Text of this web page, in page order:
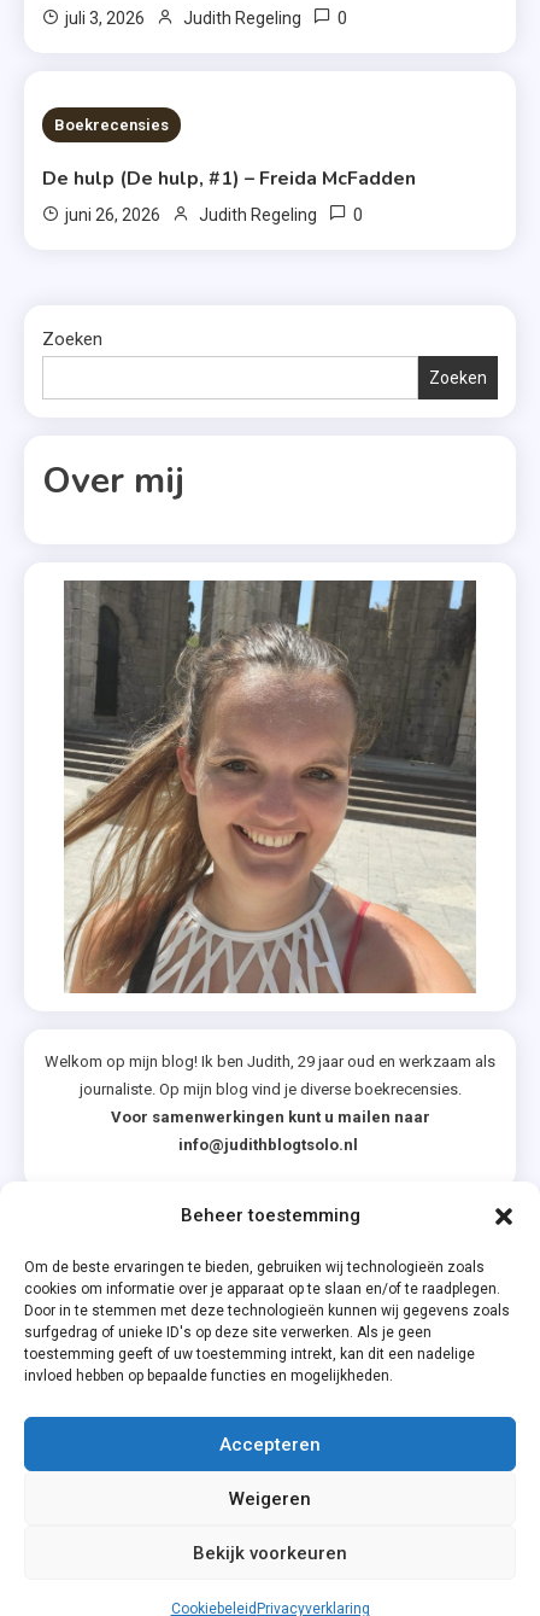
Beheer toestemming
Om de beste ervaringen te bieden, gebruiken wij technologieën zoals
cookies om informatie over je apparaat op te slaan en/of te raadplegen.
Door in te stemmen met deze technologieën kunnen wij gegevens zoals
surfgedrag of unieke ID's op deze site verwerken. Als je geen
toestemming geeft of uw toestemming intrekt, kan dit een nadelige
invloed hebben op bepaalde functies en mogelijkheden.
Accepteren
Weigeren
Bekijk voorkeuren
Cookiebeleid Privacyverklaring
juli 3, 2026 Judith Regeling 0
7 MINS READ
Boekrecensies
De hulp (De hulp, #1) – Freida McFadden
juni 26, 2026 Judith Regeling 0
Zoeken
Zoeken
Over mij
Welkom op mijn blog! Ik ben Judith, 29 jaar oud en werkzaam als
journaliste. Op mijn blog vind je diverse boekrecensies.
Voor samenwerkingen kunt u mailen naar
info@judithblogtsolo.nl
Privacyverklaring